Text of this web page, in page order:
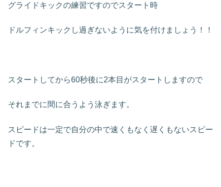
グライドキックの練習ですのでスタート時
ドルフィンキックし過ぎないように気を付けましょう！！
スタートしてから60秒後に2本目がスタートしますので
それまでに間に合うよう泳ぎます。
スピードは一定で自分の中で速くもなく遅くもないスピー
ドです。